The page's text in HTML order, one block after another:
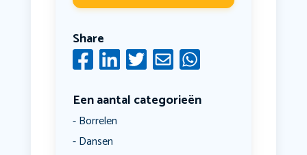
Share
Een aantal categorieën
Borrelen
Dansen